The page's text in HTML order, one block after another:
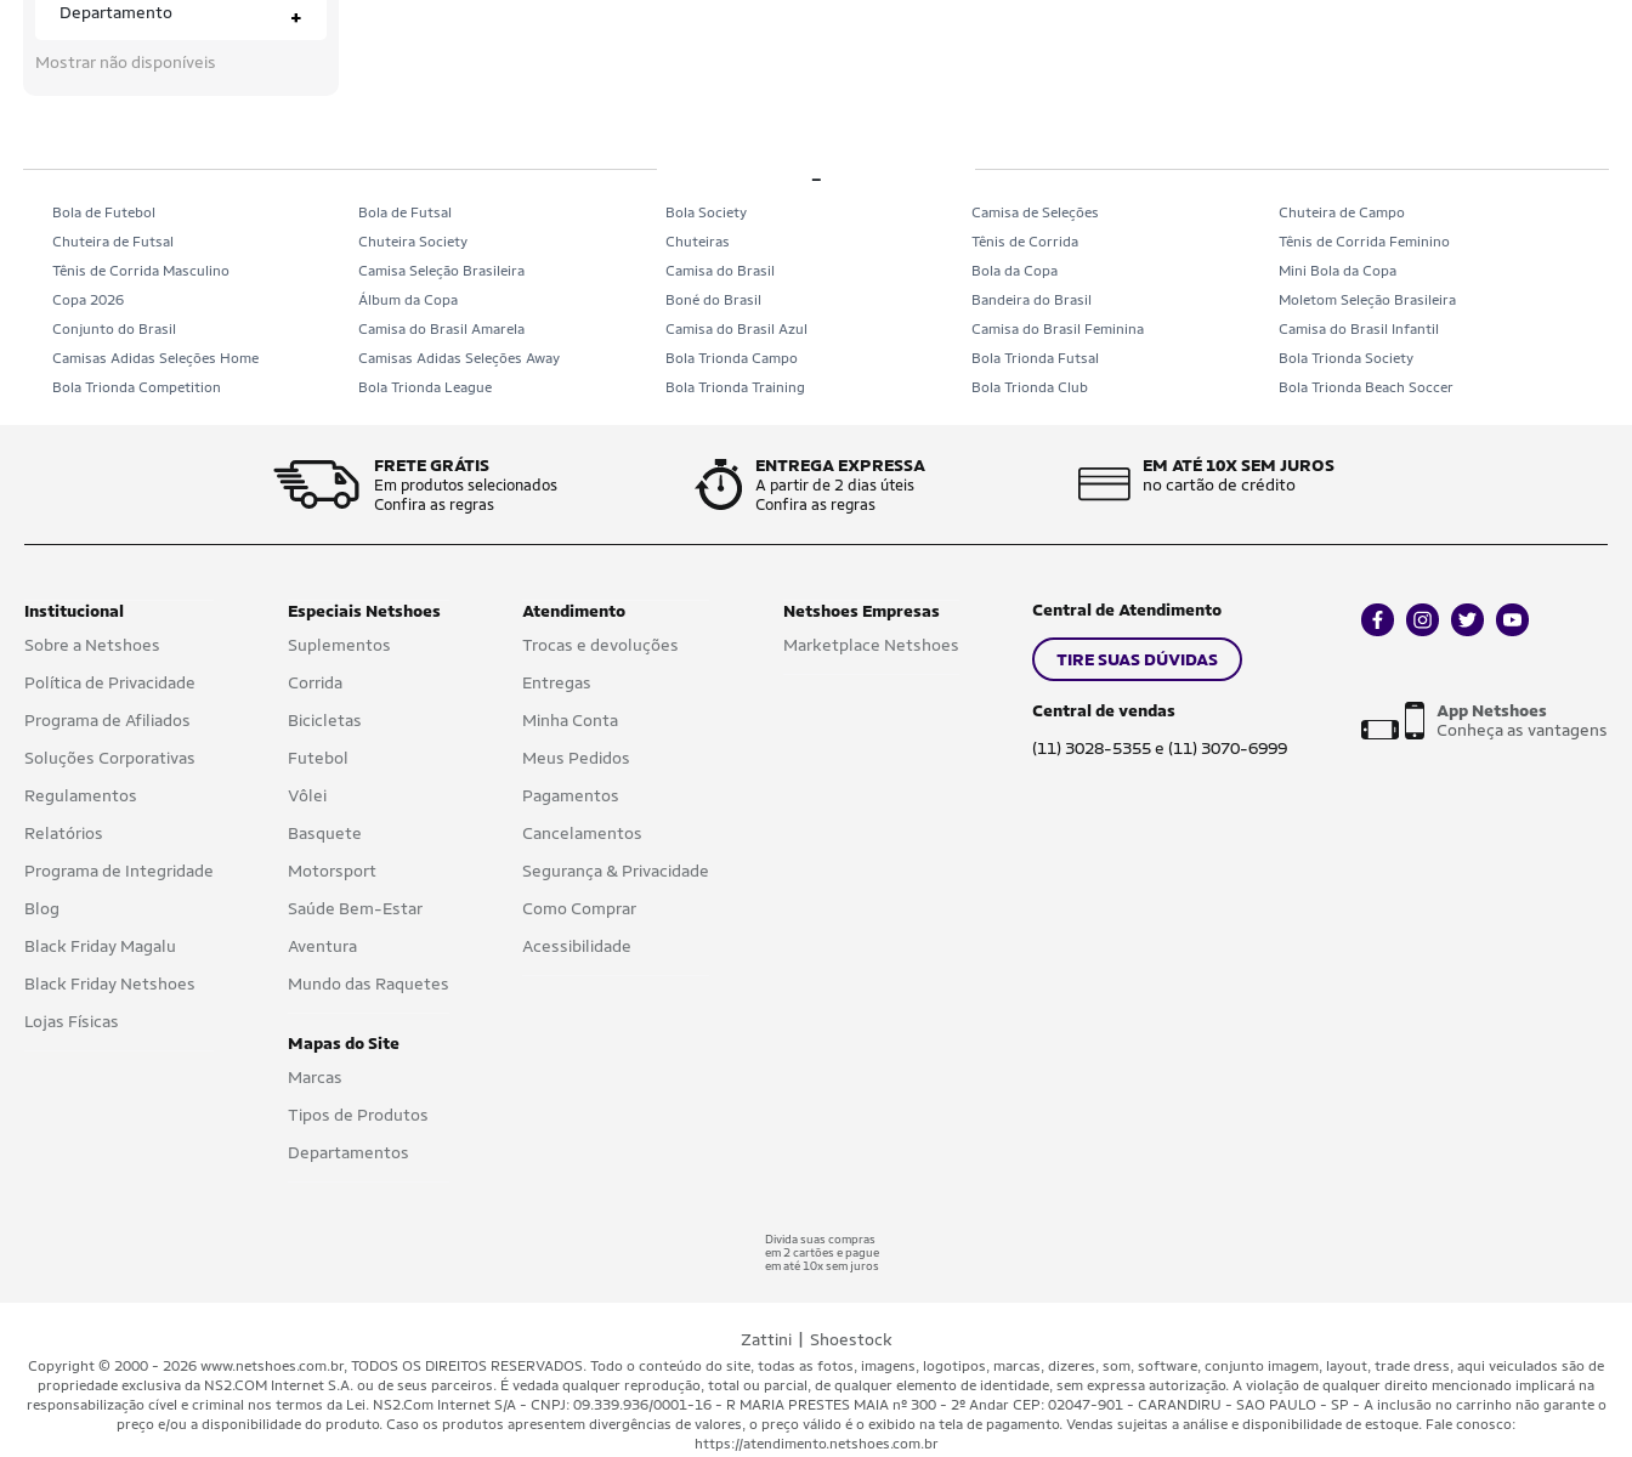
Beira-Rio
Billabong
Camelback
Camelbak
Camin
Caterpillar
Cavalera
Chenson
Coimbra
Colcci
Departamento +
Mostrar não disponíveis
Bola de Futebol Bola de Futsal Bola Society Camisa de Seleções
Chuteira de Campo
Chuteira de Futsal
Chuteira Society Chuteiras Tênis de Corrida
Tênis de Corrida Feminino
Tênis de Corrida Masculino
Camisa Seleção Brasileira Camisa do Brasil Bola da Copa
Mini Bola da Copa
Copa 2026
Álbum da Copa Boné do Brasil Bandeira do Brasil
Moletom Seleção Brasileira
Conjunto do Brasil
Camisa do Brasil Amarela Camisa do Brasil Azul Camisa do Brasil Feminina
Camisa do Brasil Infantil
Camisas Adidas Seleções Home
Camisas Adidas Seleções Away Bola Trionda Campo Bola Trionda Futsal
Bola Trionda Society
Bola Trionda Competition
Bola Trionda League Bola Trionda Training Bola Trionda Club Bola Trionda Beach Soccer
FRETE GRÁTIS
Em produtos selecionados
Confira as regras
ENTREGA EXPRESSA
A partir de 2 dias úteis
Confira as regras
EM ATÉ 10X SEM JUROS
no cartão de crédito
Institucional
Sobre a Netshoes
Política de Privacidade
Programa de Afiliados
Soluções Corporativas
Regulamentos
Relatórios
Programa de Integridade
Blog
Black Friday Magalu
Black Friday Netshoes
Lojas Físicas
Especiais Netshoes
Suplementos
Corrida
Bicicletas
Futebol
Vôlei
Basquete
Motorsport
Saúde Bem-Estar
Aventura
Mundo das Raquetes
Mapas do Site
Marcas
Tipos de Produtos
Departamentos
Atendimento
Trocas e devoluções
Entregas
Minha Conta
Meus Pedidos
Pagamentos
Cancelamentos
Segurança & Privacidade
Como Comprar
Acessibilidade
Netshoes Empresas
Marketplace Netshoes
Central de Atendimento
TIRE SUAS DÚVIDAS
Central de vendas
(11) 3028-5355 e (11) 3070-6999
facebookinstagram
twitteryoutube
App Netshoes
Conheça as vantagens
Divida suas compras
em 2 cartões e pague
em até 10x sem juros
Zattini | Shoestock
Copyright © 2000 - 2026 www.netshoes.com.br, TODOS OS DIREITOS RESERVADOS. Todo o conteúdo do site, todas as fotos, imagens, logotipos, marcas, dizeres, som, software, conjunto imagem, layout, trade dress, aqui veiculados são de
propriedade exclusiva da NS2.COM Internet S.A. ou de seus parceiros. É vedada qualquer reprodução, total ou parcial, de qualquer elemento de identidade, sem expressa autorização. A violação de qualquer direito mencionado implicará na
responsabilização cível e criminal nos termos da Lei. NS2.Com Internet S/A - CNPJ: 09.339.936/0001-16 - R MARIA PRESTES MAIA nº 300 - 2º Andar CEP: 02047-901 - CARANDIRU - SAO PAULO - SP - A inclusão no carrinho não garante o
preço e/ou a disponibilidade do produto. Caso os produtos apresentem divergências de valores, o preço válido é o exibido na tela de pagamento. Vendas sujeitas a análise e disponibilidade de estoque. Fale conosco:
https://atendimento.netshoes.com.br